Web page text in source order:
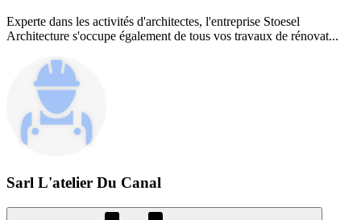
Experte dans les activités d'architectes, l'entreprise Stoesel
Architecture s'occupe également de tous vos travaux de rénovat...
Sarl L'atelier Du Canal